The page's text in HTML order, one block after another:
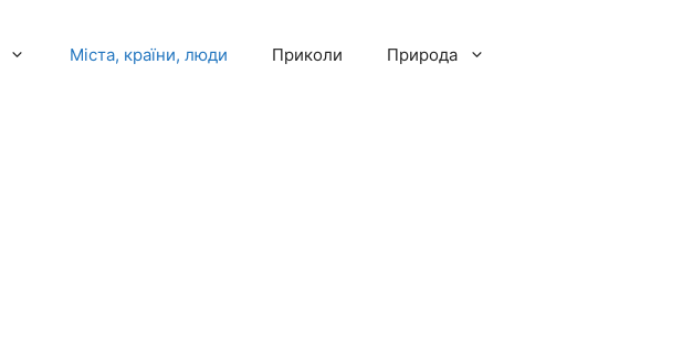
Міста, країни, люди Приколи Природа